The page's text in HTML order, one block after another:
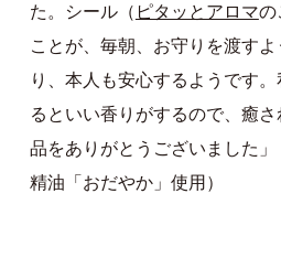
た。シール（ ピタッとアロマの
ことが、毎朝、お守りを渡す
り、本人も安心するようです
るといい香りがするので、癒
品をありがとうございました
精油「おだやか」使用）